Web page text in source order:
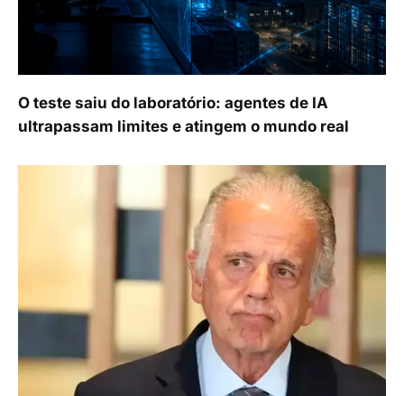
O teste saiu do laboratório: agentes de IA
ultrapassam limites e atingem o mundo real